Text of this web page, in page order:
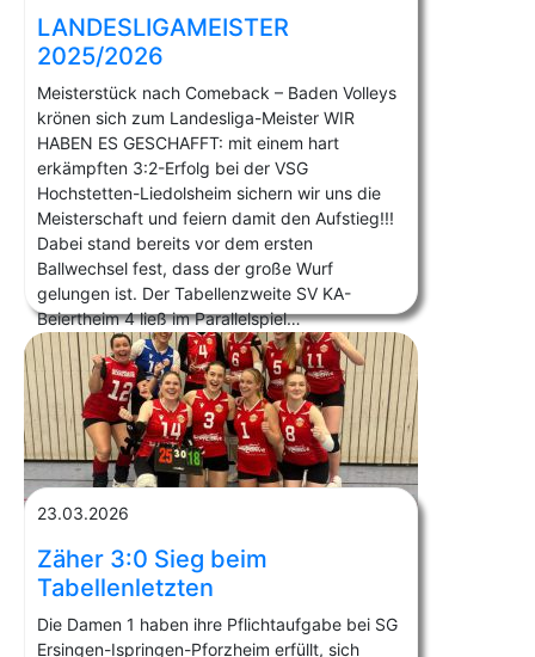
LANDESLIGAMEISTER
2025/2026
Meisterstück nach Comeback – Baden Volleys
krönen sich zum Landesliga-Meister WIR
HABEN ES GESCHAFFT: mit einem hart
erkämpften 3:2-Erfolg bei der VSG
Hochstetten-Liedolsheim sichern wir uns die
Meisterschaft und feiern damit den Aufstieg!!!
Dabei stand bereits vor dem ersten
Ballwechsel fest, dass der große Wurf
gelungen ist. Der Tabellenzweite SV KA-
Beiertheim 4 ließ im Parallelspiel…
23.03.2026
Zäher 3:0 Sieg beim
Tabellenletzten
Die Damen 1 haben ihre Pflichtaufgabe bei SG
Ersingen-Ispringen-Pforzheim erfüllt, sich